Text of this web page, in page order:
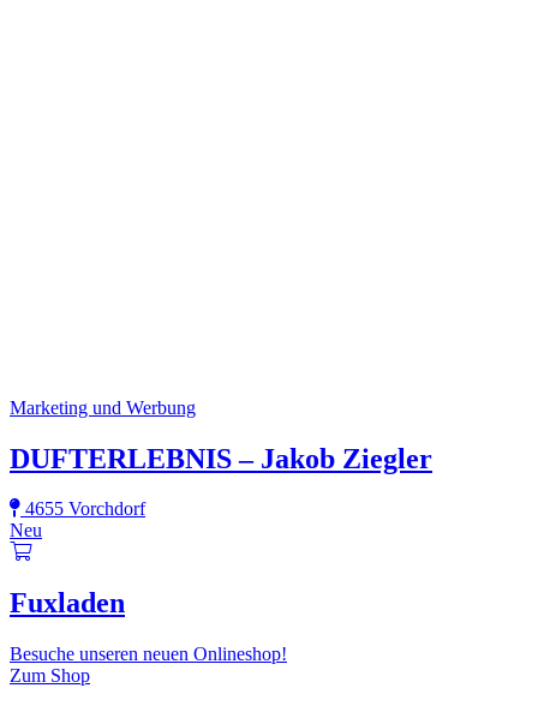
Marketing und Werbung
DUFTERLEBNIS – Jakob Ziegler
4655 Vorchdorf
Neu
Fuxladen
Besuche unseren neuen Onlineshop!
Zum Shop